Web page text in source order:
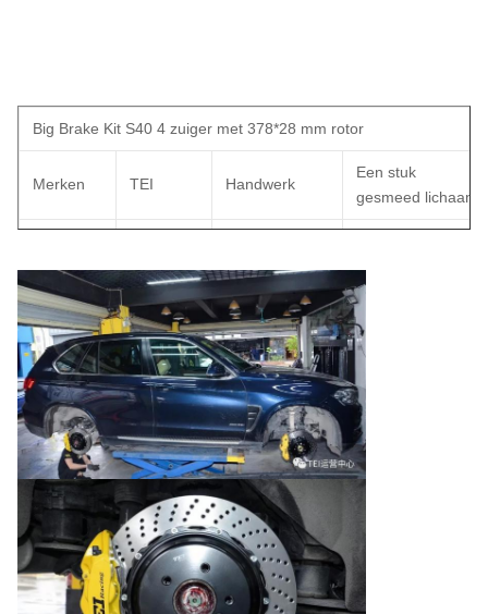
Big Brake Kit S40 4 zuiger met 378*28 mm rotor
Merken TEI Handwerk
Een stuk
gesmeed lichaam
de klem
met een
vermogen
van niet
meer dan
10 kW
4 potten
Materiaal van
de zuiger
Aluminiumlegering
Logo's gesneden Pistondiameter